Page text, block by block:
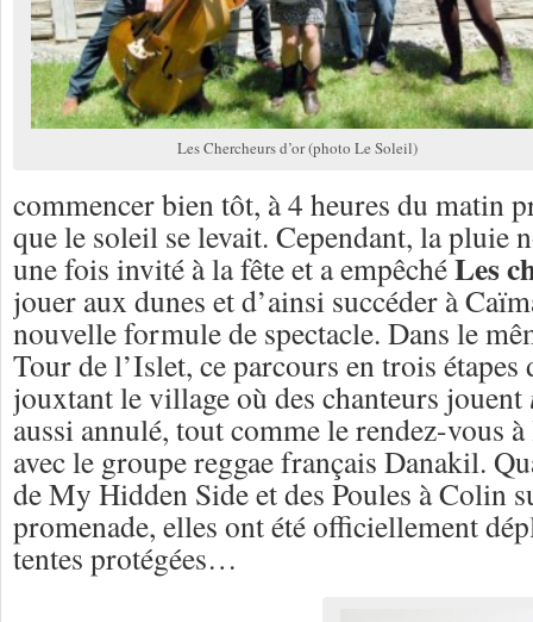
Les Chercheurs d’or (photo Le Soleil)
commencer bien tôt, à 4 heures du matin
que le soleil se levait. Cependant, la pluie
une fois invité à la fête et a empêchéLes
jouer aux dunes et d’ainsi succéder à
nouvelle formule de spectacle. Dans le
Tour de l’Islet, ce parcours en trois étapes
jouxtant le village où des chanteurs jouent
aussi annulé, tout comme le rendez-vous à
avec le groupe reggae français Danakil.
de My Hidden Side et des Poules à Colin
promenade, elles ont été officiellement
tentes protégées…